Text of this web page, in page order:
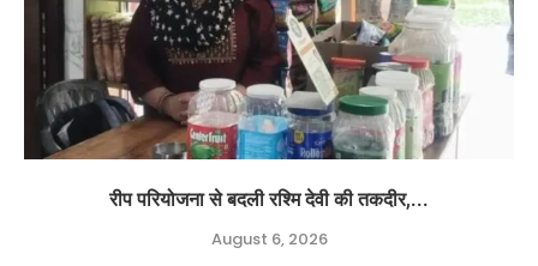
रीप परियोजना से बदली रश्मि देवी की तकदीर,...
August 6, 2026